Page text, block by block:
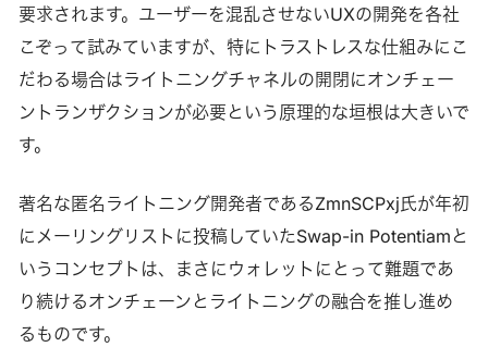
要求されます。ユーザーを混乱させないUXの開発を各社
こぞって試みていますが、特にトラストレスな仕組みにこ
だわる場合はライトニングチャネルの開閉にオンチェー
ントランザクションが必要という原理的な垣根は大きいで
す。
著名な匿名ライトニング開発者であるZmnSCPxj氏が年初
にメーリングリストに投稿していたSwap-in Potentiamと
いうコンセプトは、まさにウォレットにとって難題であ
り続けるオンチェーンとライトニングの融合を推し進め
るものです。